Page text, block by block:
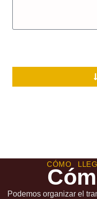
CÓMO
Podemos organizar el